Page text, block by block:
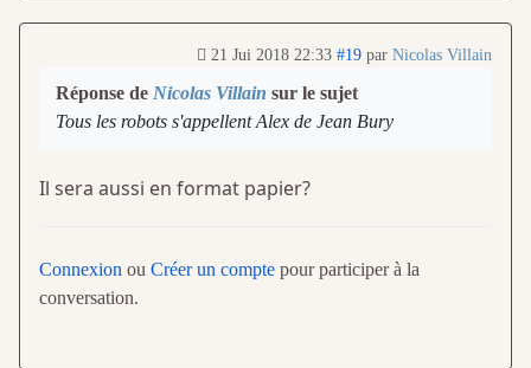
21 Jui 2018 22:33 #19 par Nicolas Villain
Réponse de Nicolas Villain sur le sujet
Tous les robots s'appellent Alex de Jean Bury
Il sera aussi en format papier?
Connexion ou Créer un compte pour participer à la
conversation.